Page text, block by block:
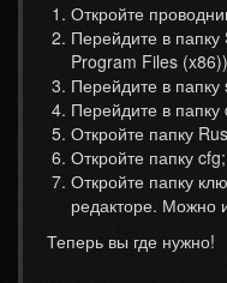
Откройте
Перейдите в
Program Files
Перейдите в папку
Перейдите в папку
Откройте папку
Откройте папку cfg;
Откройте папку
редакторе. Можно
Теперь вы где нужно!